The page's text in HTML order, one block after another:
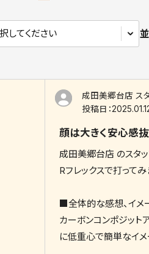
成田美郷台店 ス
投稿日：
顔は大きく安心感抜
成田美郷台店 のスタ
Rフレックスで打ってみ
■全体的な感想、イメ
カーボンコンポジット
に低重心で簡単なイ